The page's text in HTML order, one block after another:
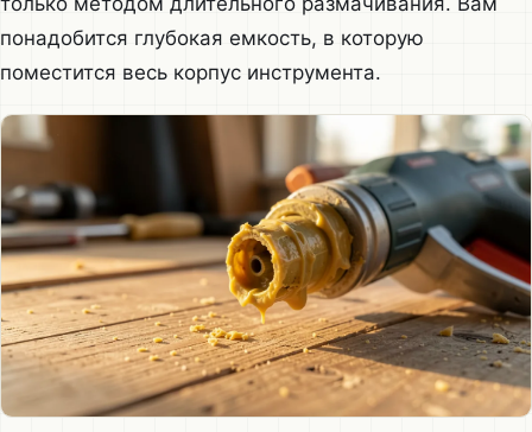
понадобится глубокая емкость, в которую
поместится весь корпус инструмента.